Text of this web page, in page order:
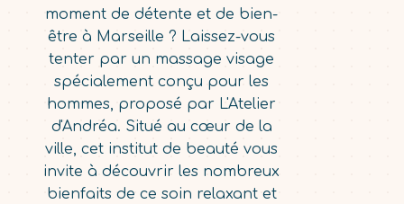
moment de détente et de bien-
être à Marseille ? Laissez-vous
tenter par un massage visage
spécialement conçu pour les
hommes, proposé par L'Atelier
d'Andréa. Situé au cœur de la
ville, cet institut de beauté vous
invite à découvrir les nombreux
bienfaits de ce soin relaxant et